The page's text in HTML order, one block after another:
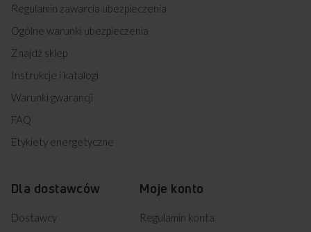
Regulamin zawarcia ubezpieczenia
Ogólne warunki ubezpieczenia
Znajdź sklep
Instrukcje i katalogi
Warunki gwarancji
FAQ
Etykiety energetyczne
Dla dostawców
Dostawcy
Moje konto
Regulamin konta